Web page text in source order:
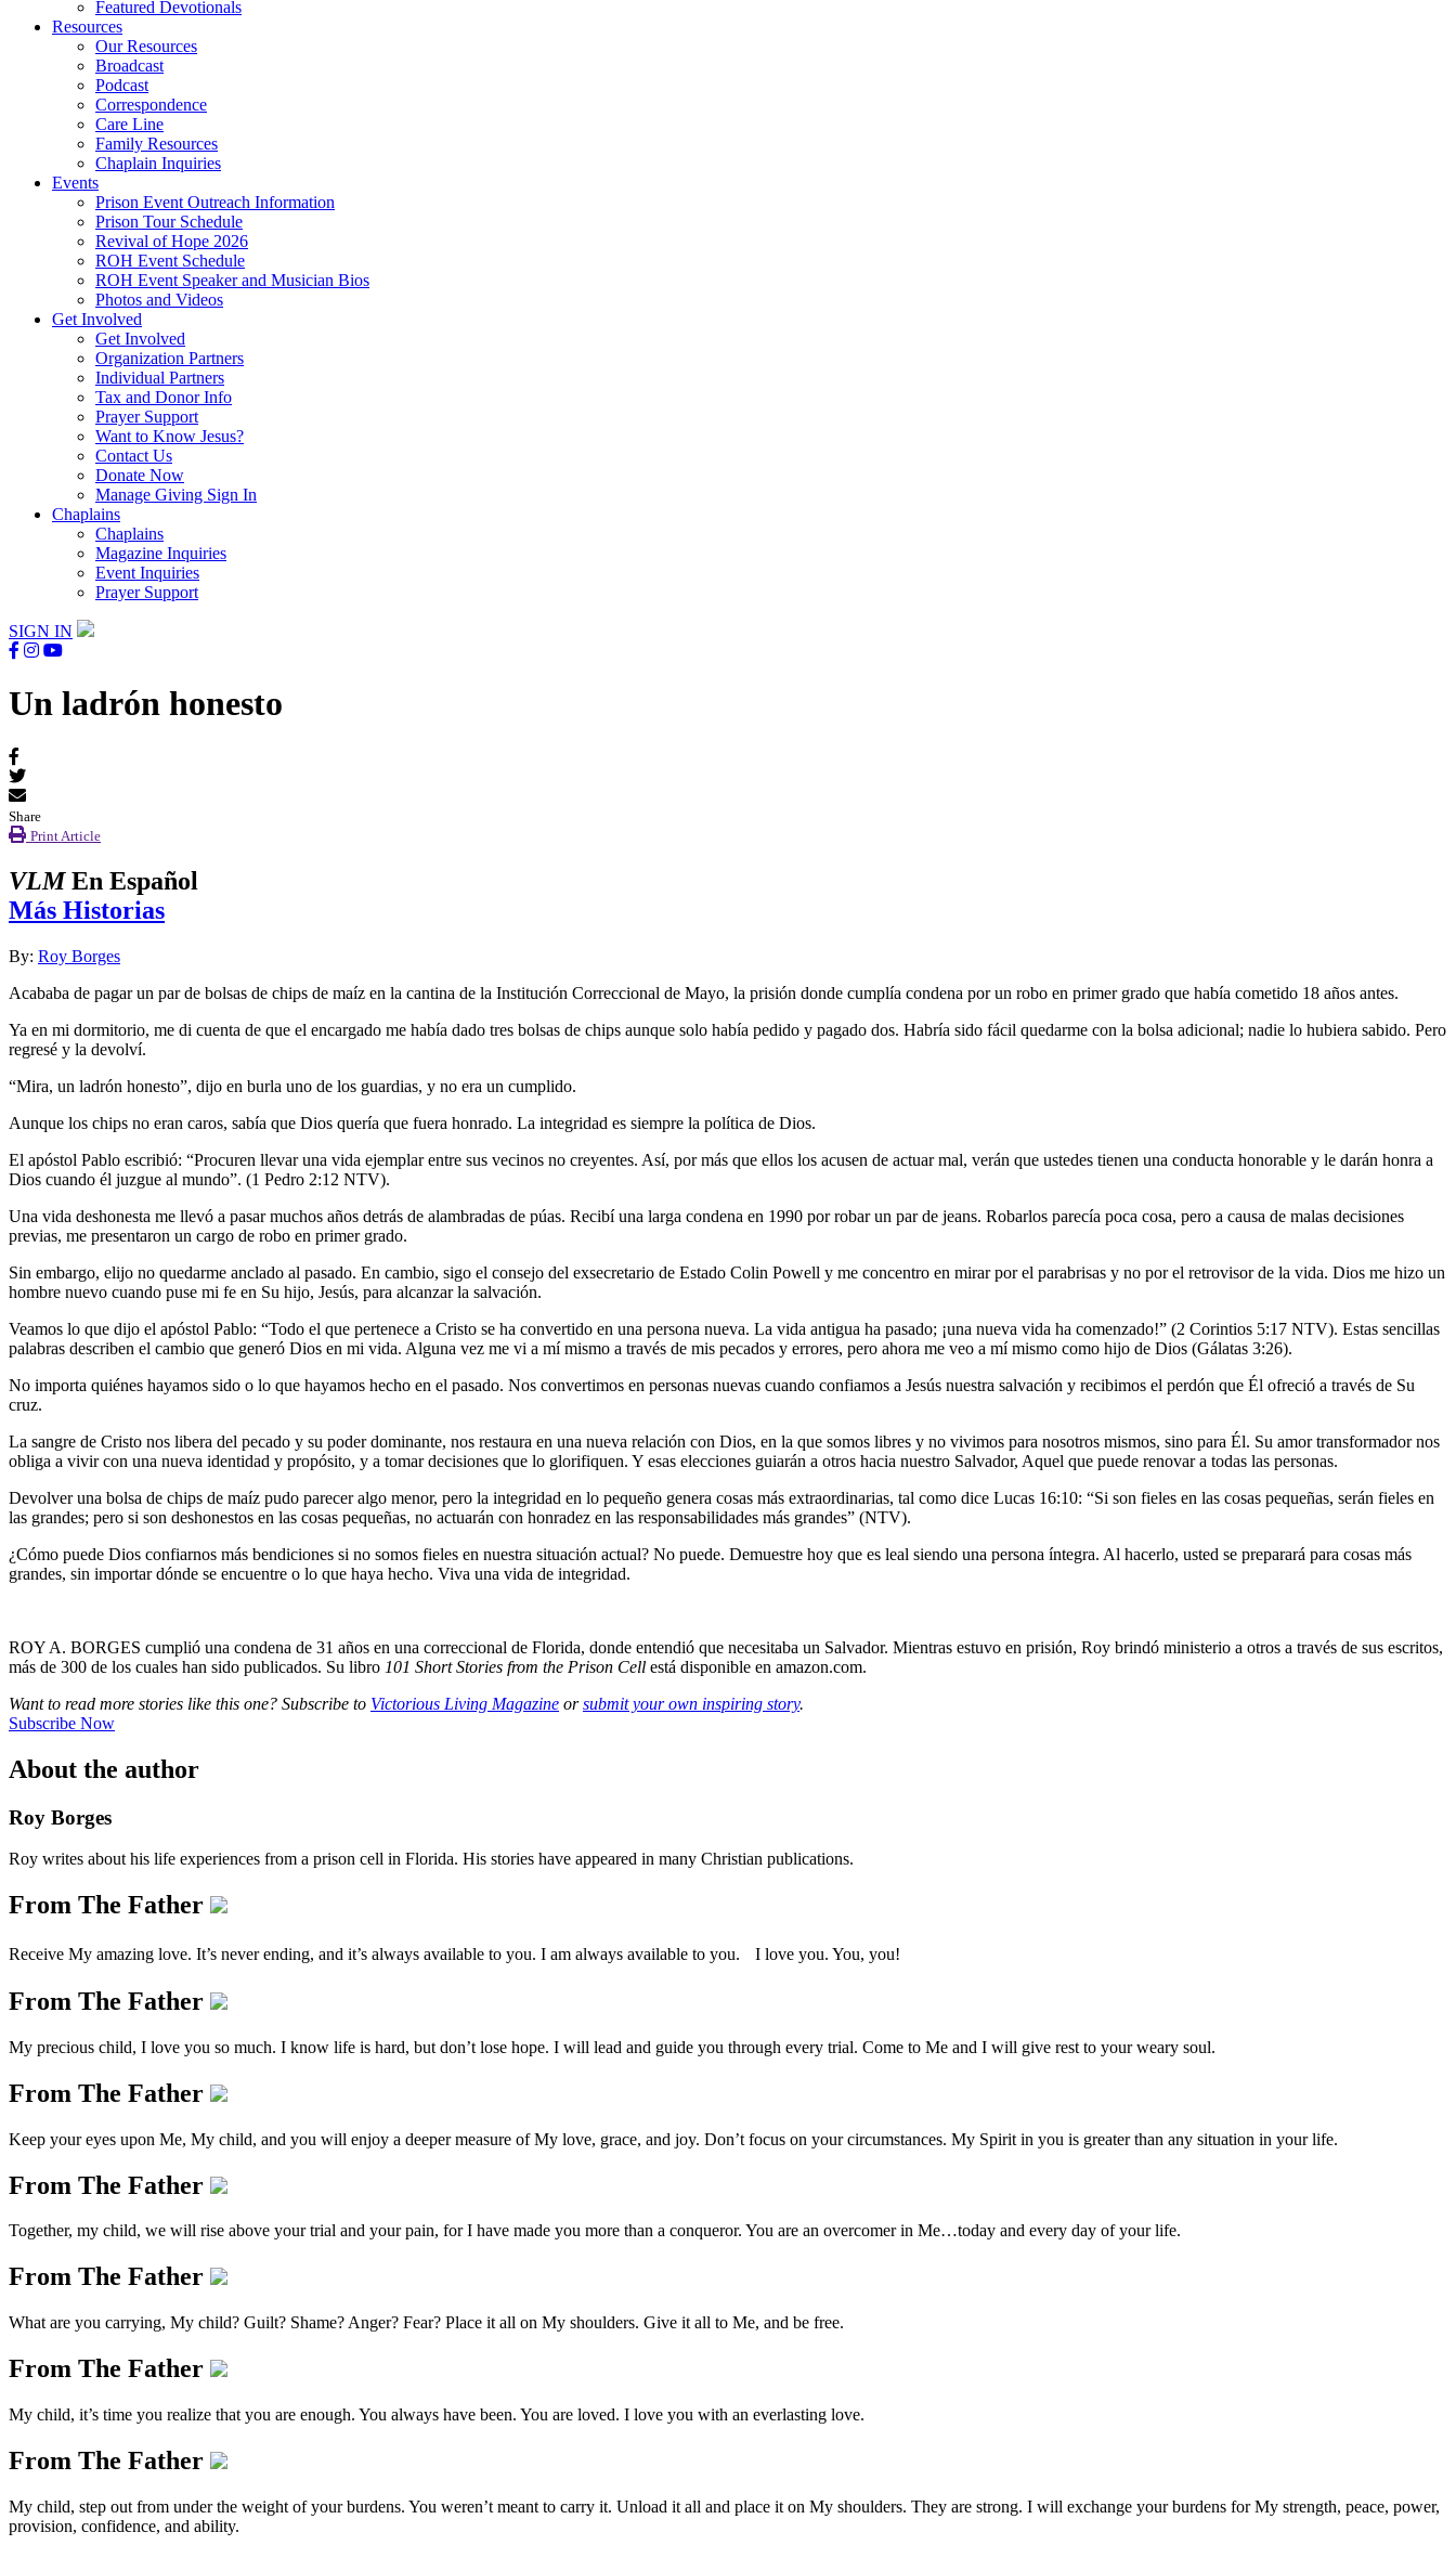
Featured Devotionals
Resources
Our Resources
Broadcast
Podcast
Correspondence
Care Line
Family Resources
Chaplain Inquiries
Events
Prison Event Outreach Information
Prison Tour Schedule
Revival of Hope 2026
ROH Event Schedule
ROH Event Speaker and Musician Bios
Photos and Videos
Get Involved
Get Involved
Organization Partners
Individual Partners
Tax and Donor Info
Prayer Support
Want to Know Jesus?
Contact Us
Donate Now
Manage Giving Sign In
Chaplains
Chaplains
Magazine Inquiries
Event Inquiries
Prayer Support
SIGN IN
Un ladrón honesto
Share
Print Article
VLMEn Español
Más Historias
By: Roy Borges
Acababa de pagar un par de bolsas de chips de maíz en la cantina de la Institución Correccional de Mayo, la prisión donde cumplía condena por un robo en primer grado que había cometido 18 años antes.
Ya en mi dormitorio, me di cuenta de que el encargado me había dado tres bolsas de chips aunque solo había pedido y pagado dos. Habría sido fácil quedarme con la bolsa adicional; nadie lo hubiera sabido. Pero
regresé y la devolví.
“Mira, un ladrón honesto”, dijo en burla uno de los guardias, y no era un cumplido.
Aunque los chips no eran caros, sabía que Dios quería que fuera honrado. La integridad es siempre la política de Dios.
El apóstol Pablo escribió: “Procuren llevar una vida ejemplar entre sus vecinos no creyentes. Así, por más que ellos los acusen de actuar mal, verán que ustedes tienen una conducta honorable y le darán honra a
Dios cuando él juzgue al mundo”. (1 Pedro 2:12 NTV).
Una vida deshonesta me llevó a pasar muchos años detrás de alambradas de púas. Recibí una larga condena en 1990 por robar un par de jeans. Robarlos parecía poca cosa, pero a causa de malas decisiones
previas, me presentaron un cargo de robo en primer grado.
Sin embargo, elijo no quedarme anclado al pasado. En cambio, sigo el consejo del exsecretario de Estado Colin Powell y me concentro en mirar por el parabrisas y no por el retrovisor de la vida. Dios me hizo un
hombre nuevo cuando puse mi fe en Su hijo, Jesús, para alcanzar la salvación.
Veamos lo que dijo el apóstol Pablo: “Todo el que pertenece a Cristo se ha convertido en una persona nueva. La vida antigua ha pasado; ¡una nueva vida ha comenzado!” (2 Corintios 5:17 NTV). Estas sencillas
palabras describen el cambio que generó Dios en mi vida. Alguna vez me vi a mí mismo a través de mis pecados y errores, pero ahora me veo a mí mismo como hijo de Dios (Gálatas 3:26).
No importa quiénes hayamos sido o lo que hayamos hecho en el pasado. Nos convertimos en personas nuevas cuando confiamos a Jesús nuestra salvación y recibimos el perdón que Él ofreció a través de Su
cruz.
La sangre de Cristo nos libera del pecado y su poder dominante, nos restaura en una nueva relación con Dios, en la que somos libres y no vivimos para nosotros mismos, sino para Él. Su amor transformador nos
obliga a vivir con una nueva identidad y propósito, y a tomar decisiones que lo glorifiquen. Y esas elecciones guiarán a otros hacia nuestro Salvador, Aquel que puede renovar a todas las personas.
Devolver una bolsa de chips de maíz pudo parecer algo menor, pero la integridad en lo pequeño genera cosas más extraordinarias, tal como dice Lucas 16:10: “Si son fieles en las cosas pequeñas, serán fieles en
las grandes; pero si son deshonestos en las cosas pequeñas, no actuarán con honradez en las responsabilidades más grandes” (NTV).
¿Cómo puede Dios confiarnos más bendiciones si no somos fieles en nuestra situación actual? No puede. Demuestre hoy que es leal siendo una persona íntegra. Al hacerlo, usted se preparará para cosas más
grandes, sin importar dónde se encuentre o lo que haya hecho. Viva una vida de integridad.
ROY A. BORGES cumplió una condena de 31 años en una correccional de Florida, donde entendió que necesitaba un Salvador. Mientras estuvo en prisión, Roy brindó ministerio a otros a través de sus escritos,
más de 300 de los cuales han sido publicados. Su libro 101 Short Stories from the Prison Cell está disponible en amazon.com.
Want to read more stories like this one? Subscribe to Victorious Living Magazine orsubmit your own inspiring story.
Subscribe Now
About the author
Roy Borges
Roy writes about his life experiences from a prison cell in Florida. His stories have appeared in many Christian publications.
From The Father
Receive My amazing love. It’s never ending, and it’s always available to you. I am always available to you. I love you. You, you!
From The Father
My precious child, I love you so much. I know life is hard, but don’t lose hope. I will lead and guide you through every trial. Come to Me and I will give rest to your weary soul.
From The Father
Keep your eyes upon Me, My child, and you will enjoy a deeper measure of My love, grace, and joy. Don’t focus on your circumstances. My Spirit in you is greater than any situation in your life.
From The Father
Together, my child, we will rise above your trial and your pain, for I have made you more than a conqueror. You are an overcomer in Me…today and every day of your life.
From The Father
What are you carrying, My child? Guilt? Shame? Anger? Fear? Place it all on My shoulders. Give it all to Me, and be free.
From The Father
My child, it’s time you realize that you are enough. You always have been. You are loved. I love you with an everlasting love.
From The Father
My child, step out from under the weight of your burdens. You weren’t meant to carry it. Unload it all and place it on My shoulders. They are strong. I will exchange your burdens for My strength, peace, power,
provision, confidence, and ability.